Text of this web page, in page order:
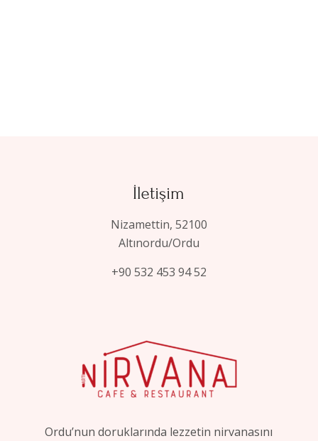
İletişim
Nizamettin, 52100
Altınordu/Ordu
+90 532 453 94 52
Ordu’nun doruklarında lezzetin nirvanasını